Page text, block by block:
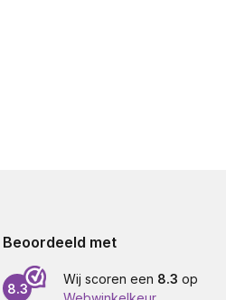
Beoordeeld met
8.3
Wij scoren een 8.3 op